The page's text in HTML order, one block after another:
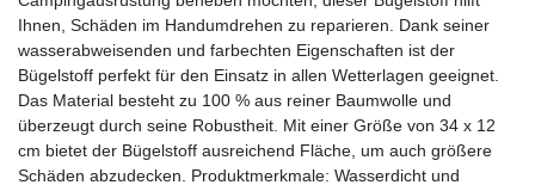
Ihnen, Schäden im Handumdrehen zu reparieren. Dank seiner
wasserabweisenden und farbechten Eigenschaften ist der
Bügelstoff perfekt für den Einsatz in allen Wetterlagen geeignet.
Das Material besteht zu 100 % aus reiner Baumwolle und
überzeugt durch seine Robustheit. Mit einer Größe von 34 x 12
cm bietet der Bügelstoff ausreichend Fläche, um auch größere
Schäden abzudecken. Produktmerkmale: Wasserdicht und